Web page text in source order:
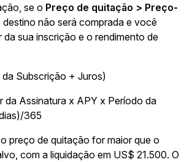
se o Preço de quitação > Preço-
destino não será comprada e você
da sua inscrição e o rendimento de
da Subscrição + Juros)
da Assinatura x APY x Período da
365
preço de quitação for maior que o
com a liquidação em US$ 21.500. O